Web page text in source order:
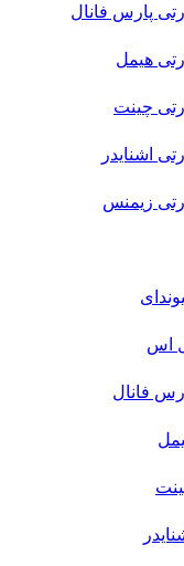
پارس فانال
هیمل
چینت
اشنایدر
زیمنس
اس
فانال